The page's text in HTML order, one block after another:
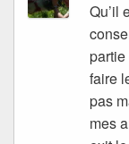
Qu’il
faire
pas
mes